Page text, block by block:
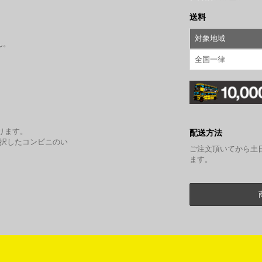
す。
したコンビニのい
送料
対象地域
全国一律
配送方法
ご注文頂いてから土
ます。